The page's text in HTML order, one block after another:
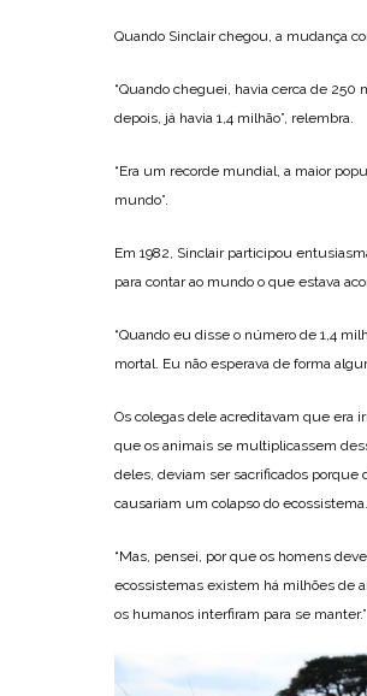
Quando Sinclair chegou, a mudança
“Quando cheguei, havia cerca de 250
depois, já havia 1,4 milhão”, relembra.
“Era um recorde mundial, a maior
mundo”.
Em 1982, Sinclair participou
para contar ao mundo o que estava
“Quando eu disse o número de 1,4
mortal. Eu não esperava de forma
Os colegas dele acreditavam que era
que os animais se multiplicassem
deles, deviam ser sacrificados porque
causariam um colapso do ecossistema.
“Mas, pensei, por que os homens
ecossistemas existem há milhões de
os humanos interfiram para se manter.”